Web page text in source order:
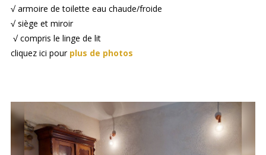
√ armoire de toilette eau chaude/froide
√ siège et miroir
√ compris le linge de lit
cliquez ici pour plus de photos